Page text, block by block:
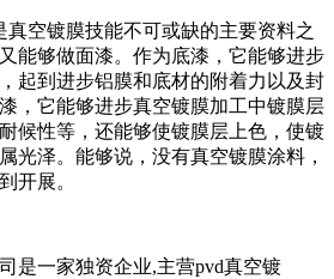
真空镀膜技能不可或缺的主要资料之
能够做面漆。作为底漆，它能够进步
起到进步铝膜和底材的附着力以及封
，它能够进步真空镀膜加工中镀膜层
候性等，还能够使镀膜层上色，使镀
光泽。能够说，没有真空镀膜涂料，
开展。
是一家独资企业,主营pvd真空镀